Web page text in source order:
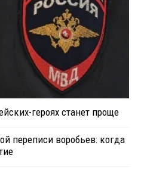
героях станет проще
переписи воробьев: когда